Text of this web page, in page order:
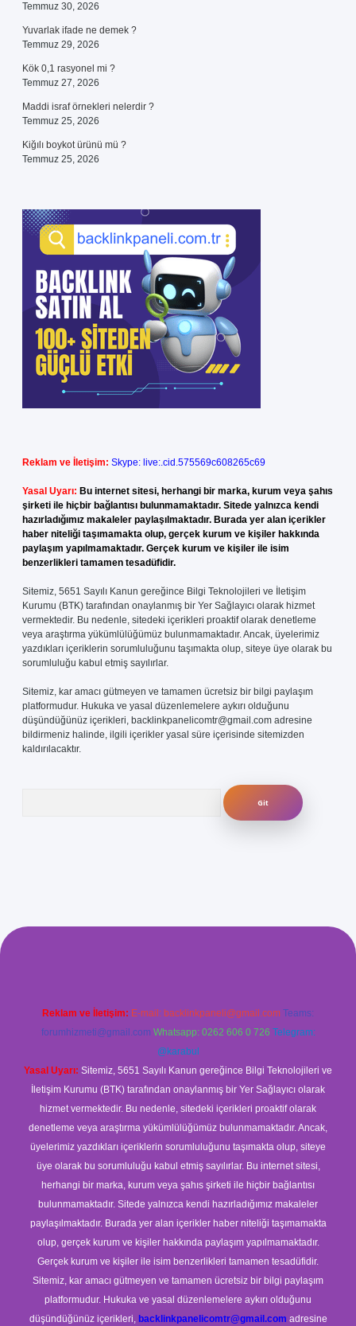
Temmuz 30, 2026
Yuvarlak ifade ne demek ?
Temmuz 29, 2026
Kök 0,1 rasyonel mi ?
Temmuz 27, 2026
Maddi israf örnekleri nelerdir ?
Temmuz 25, 2026
Kiğılı boykot ürünü mü ?
Temmuz 25, 2026
Reklam ve İletişim: Skype: live:.cid.575569c608265c69
Yasal Uyarı: Bu internet sitesi, herhangi bir marka, kurum veya şahıs
şirketi ile hiçbir bağlantısı bulunmamaktadır. Sitede yalnızca kendi
hazırladığımız makaleler paylaşılmaktadır. Burada yer alan içerikler
haber niteliği taşımamakta olup, gerçek kurum ve kişiler hakkında
paylaşım yapılmamaktadır. Gerçek kurum ve kişiler ile isim
benzerlikleri tamamen tesadüfidir.
Sitemiz, 5651 Sayılı Kanun gereğince Bilgi Teknolojileri ve İletişim
Kurumu (BTK) tarafından onaylanmış bir Yer Sağlayıcı olarak hizmet
vermektedir. Bu nedenle, sitedeki içerikleri proaktif olarak denetleme
veya araştırma yükümlülüğümüz bulunmamaktadır. Ancak, üyelerimiz
yazdıkları içeriklerin sorumluluğunu taşımakta olup, siteye üye olarak bu
sorumluluğu kabul etmiş sayılırlar.
Sitemiz, kar amacı gütmeyen ve tamamen ücretsiz bir bilgi paylaşım
platformudur. Hukuka ve yasal düzenlemelere aykırı olduğunu
düşündüğünüz içerikleri, backlinkpanelicomtr@gmail.com adresine
bildirmeniz halinde, ilgili içerikler yasal süre içerisinde sitemizden
kaldırılacaktır.
Reklam ve İletişim: E-mail: backlinkpaneli@gmail.com Teams:
forumhizmeti@gmail.com Whatsapp: 0262 606 0 726 Telegram:
@karabul
Yasal Uyarı: Sitemiz, 5651 Sayılı Kanun gereğince Bilgi Teknolojileri ve
İletişim Kurumu (BTK) tarafından onaylanmış bir Yer Sağlayıcı olarak
hizmet vermektedir. Bu nedenle, sitedeki içerikleri proaktif olarak
denetleme veya araştırma yükümlülüğümüz bulunmamaktadır. Ancak,
üyelerimiz yazdıkları içeriklerin sorumluluğunu taşımakta olup, siteye
üye olarak bu sorumluluğu kabul etmiş sayılırlar. Bu internet sitesi,
herhangi bir marka, kurum veya şahıs şirketi ile hiçbir bağlantısı
bulunmamaktadır. Sitede yalnızca kendi hazırladığımız makaleler
paylaşılmaktadır. Burada yer alan içerikler haber niteliği taşımamakta
olup, gerçek kurum ve kişiler hakkında paylaşım yapılmamaktadır.
Gerçek kurum ve kişiler ile isim benzerlikleri tamamen tesadüfidir.
Sitemiz, kar amacı gütmeyen ve tamamen ücretsiz bir bilgi paylaşım
platformudur. Hukuka ve yasal düzenlemelere aykırı olduğunu
düşündüğünüz içerikleri, backlinkpanelicomtr@gmail.com adresine